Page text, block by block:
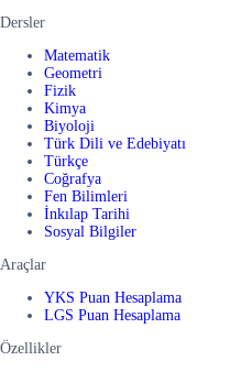
Dersler
Matematik
Geometri
Fizik
Kimya
Biyoloji
Türk Dili ve Edebiyatı
Türkçe
Coğrafya
Fen Bilimleri
İnkılap Tarihi
Sosyal Bilgiler
Araçlar
YKS Puan Hesaplama
LGS Puan Hesaplama
Özellikler